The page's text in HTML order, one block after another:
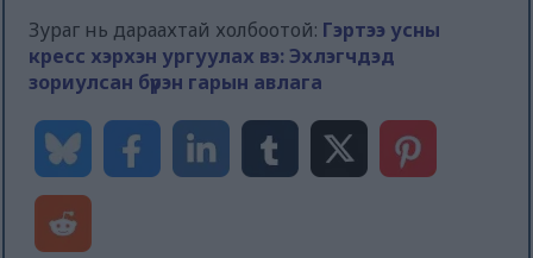
Зураг нь дараахтай холбоотой: Гэртээ усны
кресс хэрхэн ургуулах вэ: Эхлэгчдэд
зориулсан бүрэн гарын авлага